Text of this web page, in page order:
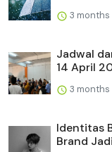
3 months
Jadwal
14 April
3 months
Identitas
Brand Jadi